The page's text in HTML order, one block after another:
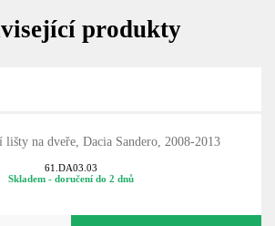
produkty
lišty na dveře, Dacia Sandero, 2008-2013
61.DA03.03
Skladem - doručení do 2 dnů